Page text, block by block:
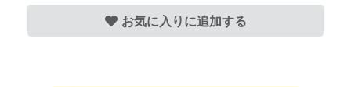
お気に入りに追加する